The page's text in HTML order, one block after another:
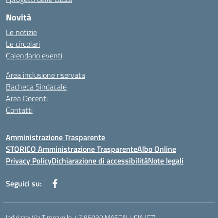
Novità
Le notizie
Le circolari
Calendario eventi
Area inclusione riservata
Bacheca Sindacale
Area Docenti
Contatti
Amministrazione Trasparente
STORICO Amministrazione TrasparenteAlbo Online
Privacy PolicyDichiarazione di accessibilitàNote legali
Seguici su: